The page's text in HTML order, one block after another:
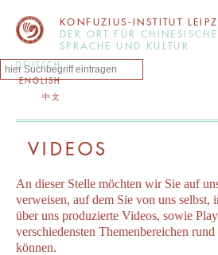
KONFUZIUS-INSTITUT
DER ORT FÜR CHINESISCHE
SPRACHE UND KULTUR
DEUTSCH
ENGLISH
中文
VIDEOS
An dieser Stelle möchten wir Sie auf
verweisen, auf dem Sie von uns selbst,
über uns produzierte Videos, sowie
verschiedensten Themenbereichen
können.